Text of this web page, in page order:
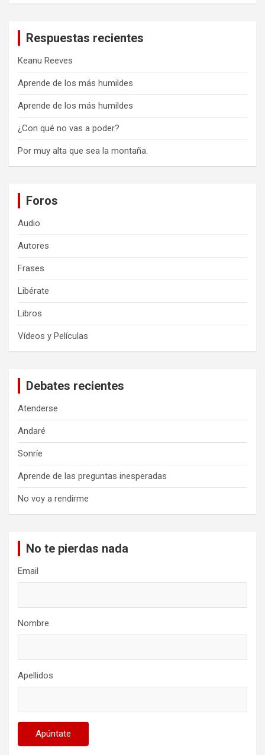
Respuestas recientes
Keanu Reeves
Aprende de los más humildes
Aprende de los más humildes
¿Con qué no vas a poder?
Por muy alta que sea la montaña.
Foros
Audio
Autores
Frases
Libérate
Libros
Vídeos y Películas
Debates recientes
Atenderse
Andaré
Sonríe
Aprende de las preguntas inesperadas
No voy a rendirme
No te pierdas nada
Email
Nombre
Apellidos